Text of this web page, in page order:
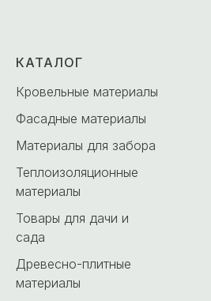
КАТАЛОГ
Кровельные материалы
Фасадные материалы
Материалы для забора
Теплоизоляционные
материалы
Товары для дачи и
сада
Древесно-плитные
материалы